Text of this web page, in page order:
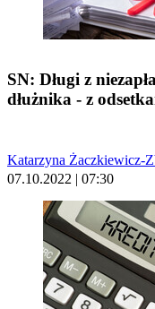
SN: Długi z
dłużnika - z
Katarzyna Żaczkiewicz-
07.10.2022 | 07:30